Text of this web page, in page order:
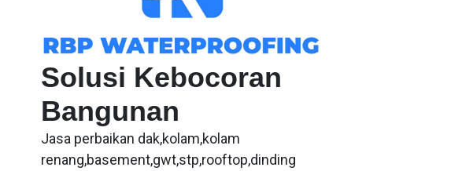
Solusi Kebocoran
Bangunan
Jasa perbaikan dak,kolam,kolam
renang,basement,gwt,stp,rooftop,dinding